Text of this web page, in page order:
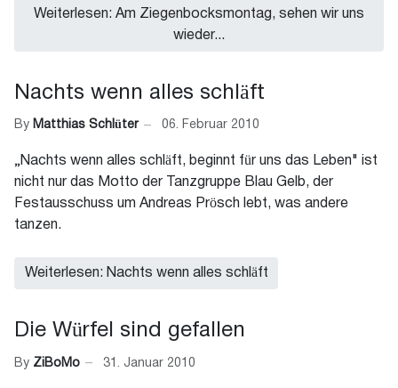
Weiterlesen: Am Ziegenbocksmontag, sehen wir uns
wieder...
Nachts wenn alles schläft
By Matthias Schlüter 06. Februar 2010
„Nachts wenn alles schläft, beginnt für uns das Leben" ist
nicht nur das Motto der Tanzgruppe Blau Gelb, der
Festausschuss um Andreas Prösch lebt, was andere
tanzen.
Weiterlesen: Nachts wenn alles schläft
Die Würfel sind gefallen
By ZiBoMo 31. Januar 2010